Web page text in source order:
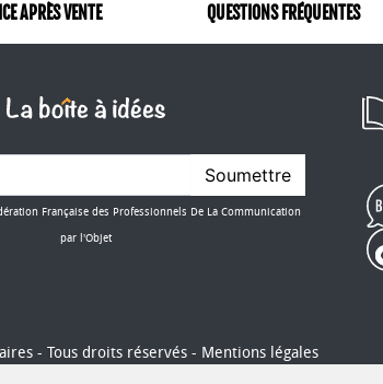
APRÈS VENTE QUESTIONS FRÉQUENTES
Soumettre
Française des Professionnels De La Communication
par l'Objet
- Tous droits réservés - Mentions légales